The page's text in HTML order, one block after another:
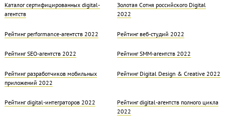
Каталог сертифицированных digital-
агентств
Золотая Cотня российского Digital
2022
Рейтинг performance-агентств 2022 Рейтинг веб-студий 2022
Рейтинг SEO-агентств 2022 Рейтинг SMM-агентств 2022
Рейтинг разработчиков мобильных
приложений 2022
Рейтинг Digital Design & Creative 2022
Рейтинг digital-интеграторов 2022
Рейтинг digital-агентств полного цикла
2022